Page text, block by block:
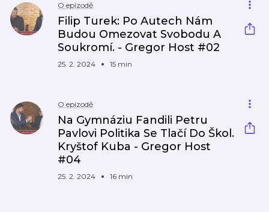
O epizodě
Filip Turek: Po Autech Nám
Budou Omezovat Svobodu A
Soukromí. - Gregor Host #02
25. 2. 2024 15 min
O epizodě
Na Gymnáziu Fandili Petru
Pavlovi Politika Se Tlačí Do Škol.
Kryštof Kuba - Gregor Host
#04
25. 2. 2024 16 min